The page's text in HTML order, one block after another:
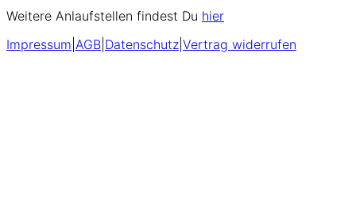
Weitere Anlaufstellen findest Du hier
Impressum AGB Datenschutz Vertrag widerrufen